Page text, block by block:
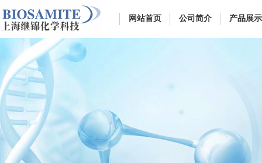
网站首页 公司简介 产品展示